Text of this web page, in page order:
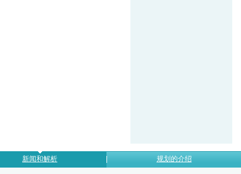
新闻和解析 规划的介绍